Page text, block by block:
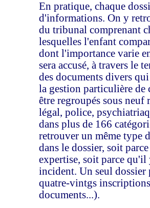
En pratique, chaque
d'informations. On y
du tribunal comprenant
lesquelles l'enfant
dont l'importance varie
sera accusé, à travers le
des documents divers
la gestion particulière de
être regroupés sous
légal, police,
dans plus de 166
retrouver un même type
dans le dossier, soit
expertise, soit parce
incident. Un seul dossier
quatre-vintgs
documents...).